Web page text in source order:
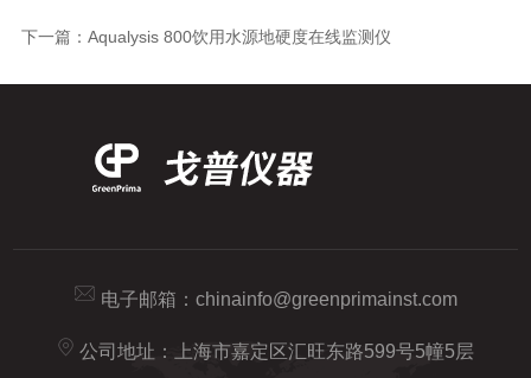
下一篇： Aqualysis 800饮用水源地硬度在线监测仪
电子邮箱： chinainfo@greenprimainst.com
公司地址：上海市嘉定区汇旺东路599号5幢5层